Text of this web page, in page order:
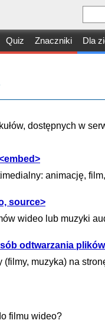
Quiz Znaczniki Dla
dostępnych w
animację,
source>
wideo lub muzyki
odtwarzania
muzyka) na
filmu wideo?